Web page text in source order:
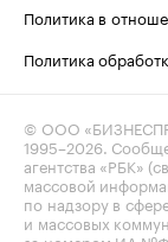
Политика в
Политика
© ООО
1995–2026 .
агентства «РБК»
массовой
по надзору в
и массовых